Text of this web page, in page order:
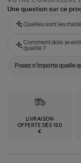
Une question sur ce
Quelles sont les
Comment dois-je
qualité ?
LIVRAISON
OFFERTE DÈS 150
€